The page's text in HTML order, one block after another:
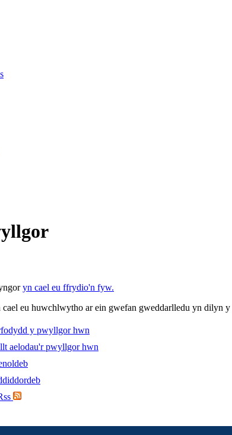
yn cael eu ffrydio'n fyw.
eu huwchlwytho ar ein gwefan gweddarlledu yn dilyn
y pwyllgor hwn
aelodau'r pwyllgor hwn